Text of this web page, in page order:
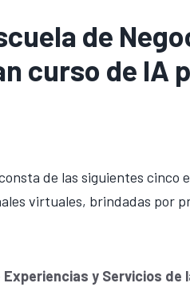
de
curso de IA
de las siguientes cinco
virtuales, brindadas por
y Servicios de